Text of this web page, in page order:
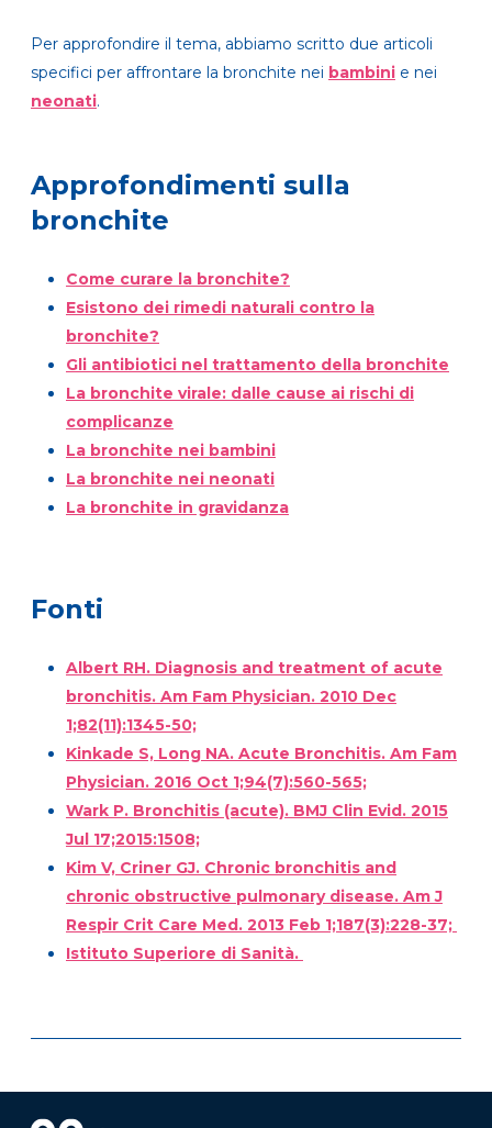
Per approfondire il tema, abbiamo scritto due articoli
specifici per affrontare la bronchite nei bambini e nei
neonati.
Approfondimenti sulla
bronchite
Come curare la bronchite?
Esistono dei rimedi naturali contro la
bronchite?
Gli antibiotici nel trattamento della bronchite
La bronchite virale: dalle cause ai rischi di
complicanze
La bronchite nei bambini
La bronchite nei neonati
La bronchite in gravidanza
Fonti
Albert RH. Diagnosis and treatment of acute
bronchitis. Am Fam Physician. 2010 Dec
1;82(11):1345-50;
Kinkade S, Long NA. Acute Bronchitis. Am Fam
Physician. 2016 Oct 1;94(7):560-565;
Wark P. Bronchitis (acute). BMJ Clin Evid. 2015
Jul 17;2015:1508;
Kim V, Criner GJ. Chronic bronchitis and
chronic obstructive pulmonary disease. Am J
Respir Crit Care Med. 2013 Feb 1;187(3):228-37;
Istituto Superiore di Sanità.